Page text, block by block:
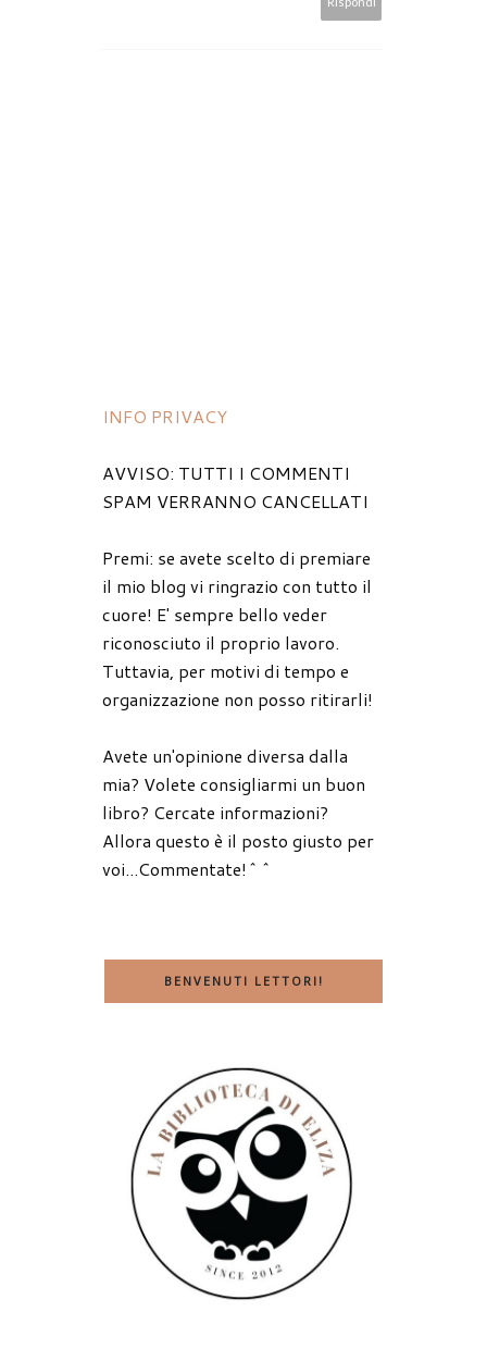
INFO PRIVACY
AVVISO: TUTTI I COMMENTI
SPAM VERRANNO CANCELLATI
Premi: se avete scelto di premiare
il mio blog vi ringrazio con tutto il
cuore! E' sempre bello veder
riconosciuto il proprio lavoro.
Tuttavia, per motivi di tempo e
organizzazione non posso ritirarli!
Avete un'opinione diversa dalla
mia? Volete consigliarmi un buon
libro? Cercate informazioni?
Allora questo è il posto giusto per
voi...Commentate!^^
BENVENUTI LETTORI!